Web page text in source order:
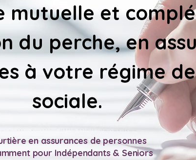
mutuelle et
du perche, en
à votre régime
sociale.
en assurances de personnes
pour Indépendants & Seniors